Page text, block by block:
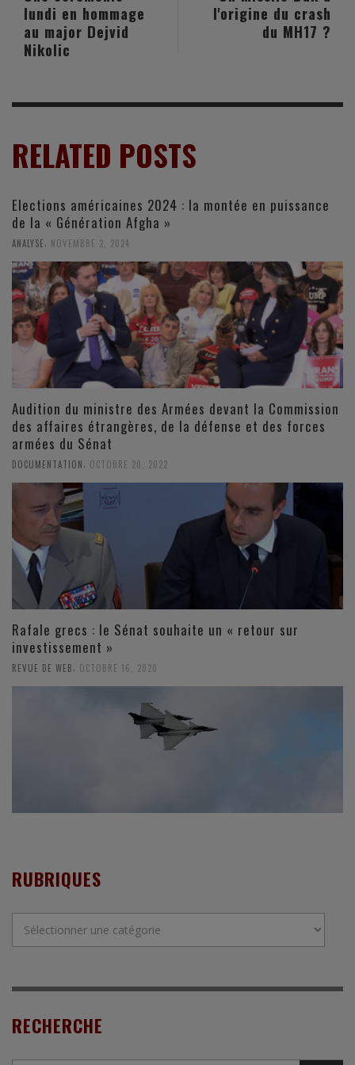
l'origine du crash
du MH17 ?
lundi en hommage
au major Dejvid
Nikolic
RELATED POSTS
Elections américaines 2024 : la montée en puissance
de la « Génération Afgha »
ANALYSE NOVEMBRE 2, 2024
Audition du ministre des Armées devant la Commission
des affaires étrangères, de la défense et des forces
armées du Sénat
DOCUMENTATION OCTOBRE 20, 2022
Rafale grecs : le Sénat souhaite un « retour sur
investissement »
REVUE DE WEB OCTOBRE 16, 2020
RUBRIQUES
RECHERCHE